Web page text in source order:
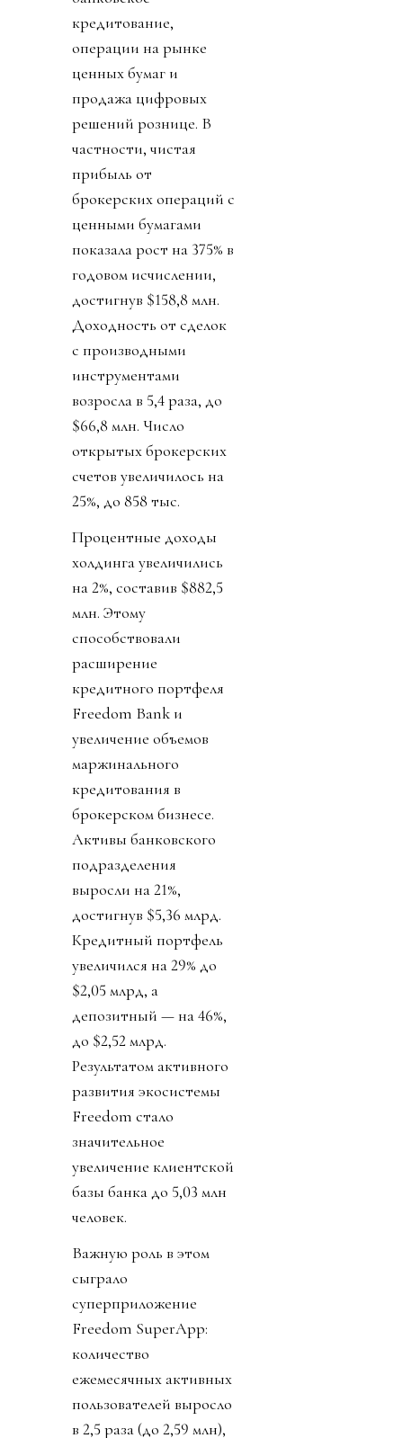
кредитование,
операции на рынке
ценных бумаг и
продажа цифровых
решений рознице. В
частности, чистая
прибыль от
брокерских операций с
ценными бумагами
показала рост на 375% в
годовом исчислении,
достигнув $158,8 млн.
Доходность от сделок
с производными
инструментами
возросла в 5,4 раза, до
$66,8 млн. Число
открытых брокерских
счетов увеличилось на
25%, до 858 тыс.
Процентные доходы
холдинга увеличились
на 2%, составив $882,5
млн. Этому
способствовали
расширение
кредитного портфеля
Freedom Bank и
увеличение объемов
маржинального
кредитования в
брокерском бизнесе.
Активы банковского
подразделения
выросли на 21%,
достигнув $5,36 млрд.
Кредитный портфель
увеличился на 29% до
$2,05 млрд, а
депозитный — на 46%,
до $2,52 млрд.
Результатом активного
развития экосистемы
Freedom стало
значительное
увеличение клиентской
базы банка до 5,03 млн
человек.
Важную роль в этом
сыграло
суперприложение
Freedom SuperApp:
количество
ежемесячных активных
пользователей выросло
в 2,5 раза (до 2,59 млн),